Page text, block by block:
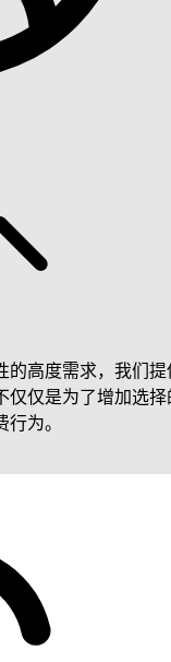
的高度需求，我们提
仅仅是为了增加选择
为。